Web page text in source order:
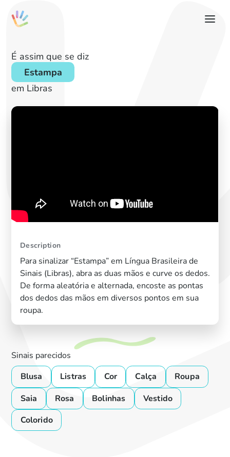
É assim que se diz
Estampa
em Libras
Description
Para sinalizar “Estampa” em Língua Brasileira de
Sinais (Libras), abra as duas mãos e curve os dedos.
De forma aleatória e alternada, encoste as pontas
dos dedos das mãos em diversos pontos em sua
roupa.
Sinais parecidos
Blusa
Listras Cor Calça
Roupa
Saia
Rosa Bolinhas
Vestido
Colorido